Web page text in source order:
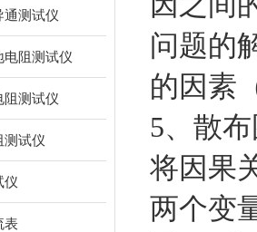
通测试仪
电阻测试仪
阻测试仪
测试仪
仪
表
问题的
的因素
5、散
将因果
两个变